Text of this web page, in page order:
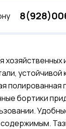
устойчивой
полированная
бортики